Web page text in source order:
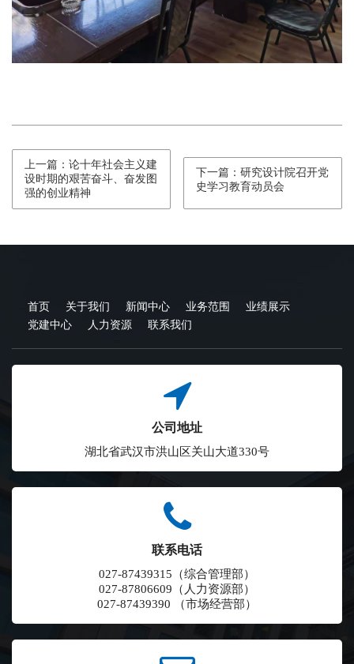
上一篇：论十年社会主义建
设时期的艰苦奋斗、奋发图
强的创业精神
下一篇：研究设计院召开党
史学习教育动员会
首页 关于我们 新闻中心 业务范围
业绩展示
党建中心
人力资源 联系我们
公司地址
湖北省武汉市洪山区关山大道330号
联系电话
027-87439315（综合管理部）
027-87806609（人力资源部）
027-87439390 （市场经营部）